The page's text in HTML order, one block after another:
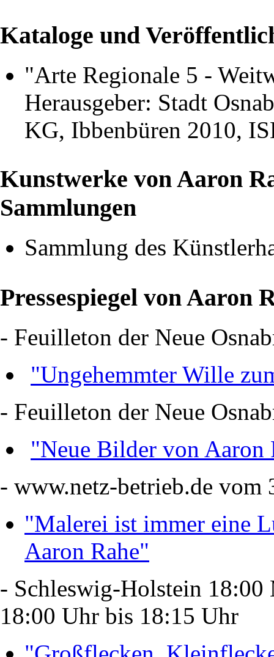
Kataloge und
"Arte Regionale 5 -
Herausgeber: Stadt
KG, Ibbenbüren 2010,
Kunstwerke von Aaron
Sammlungen
Sammlung des
Pressespiegel von Aaron
- Feuilleton der Neue
"Ungehemmter Wille
- Feuilleton der Neue
"Neue Bilder von Aaron
- www.netz-betrieb.de vom
"Malerei ist immer eine
Aaron Rahe"
- Schleswig-Holstein 18:00
18:00 Uhr bis 18:15 Uhr